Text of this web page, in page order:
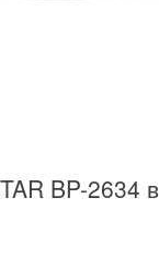
BP-2634